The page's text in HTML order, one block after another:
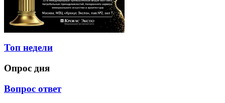
Топ недели
Опрос дня
Вопрос ответ